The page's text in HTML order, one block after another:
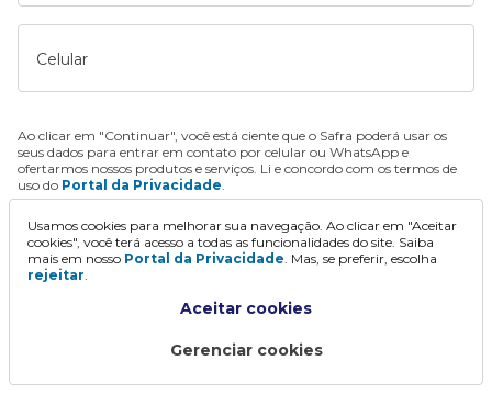
Celular
Ao clicar em "Continuar", você está ciente que o Safra poderá usar os
seus dados para entrar em contato por celular ou WhatsApp e
ofertarmos nossos produtos e serviços. Li e concordo com os termos de
uso do Portal da Privacidade.
Continuar
Usamos cookies para melhorar sua navegação. Ao clicar em "Aceitar
cookies", você terá acesso a todas as funcionalidades do site. Saiba
mais em nosso Portal da Privacidade. Mas, se preferir, escolha
rejeitar.
Aceitar cookies
Gerenciar cookies